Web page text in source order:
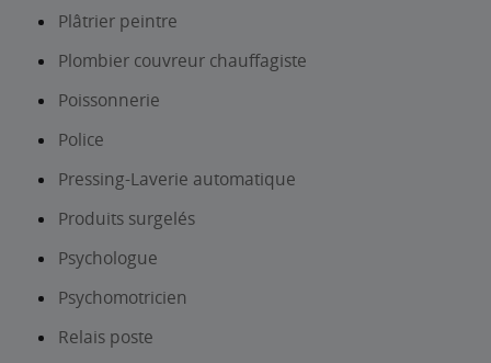
Plâtrier peintre
Plombier couvreur chauffagiste
Poissonnerie
Police
Pressing-Laverie automatique
Produits surgelés
Psychologue
Psychomotricien
Relais poste